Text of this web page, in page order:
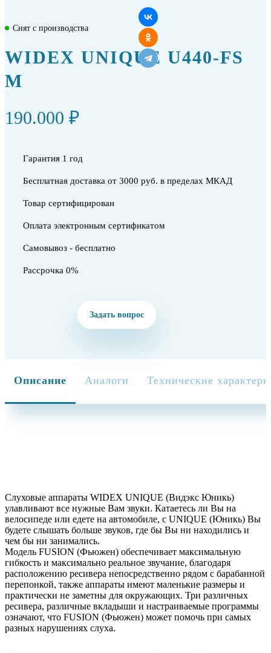
Снят с производства
WIDEX UNIQUE U440-FS
M
190.000 ₽
Гарантия 1 год
Бесплатная доставка от 3000 руб. в пределах МКАД
Товар сертифицирован
Оплата электронным сертификатом
Самовывоз - бесплатно
Рассрочка 0%
Задать вопрос
Описание Аналоги Технические
Слуховые аппараты WIDEX UNIQUE (Видэкс Юникь)
улавливают все нужные Вам звуки. Катаетесь ли Вы на
велосипеде или едете на автомобиле, с UNIQUE (Юникь) Вы
будете слышать больше звуков, где бы Вы ни находились и
чем бы ни занимались.
Модель FUSION (Фьюжен) обеспечивает максимальную
гибкость и максимально реальное звучание, благодаря
расположению ресивера непосредственно рядом с барабанной
перепонкой, также аппараты имеют маленькие размеры и
практически не заметны для окружающих. Три различных
ресивера, различные вкладыши и настраиваемые программы
означают, что FUSION (Фьюжен) может помочь при самых
разных нарушениях слуха.